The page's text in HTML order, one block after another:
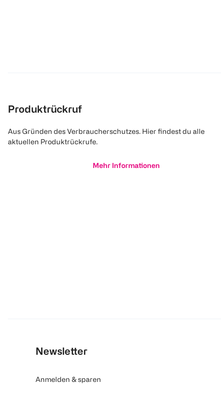
Produktrückruf
Aus Gründen des Verbraucherschutzes. Hier findest du alle
aktuellen Produktrückrufe.
Mehr Informationen
Newsletter
Anmelden & sparen